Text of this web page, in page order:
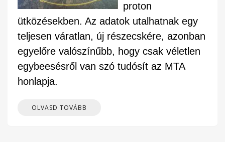
proton
ütközésekben. Az adatok utalhatnak egy
teljesen váratlan, új részecskére, azonban
egyelőre valószínűbb, hogy csak véletlen
egybeesésről van szó tudósít az MTA
honlapja.
OLVASD TOVÁBB